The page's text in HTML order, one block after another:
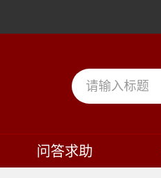
问答求助